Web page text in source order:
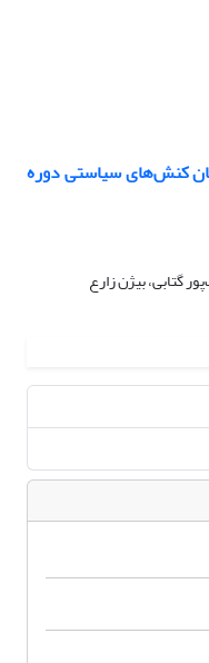
کنش‌های سیاستی دوره
گتابی، بیژن زارع